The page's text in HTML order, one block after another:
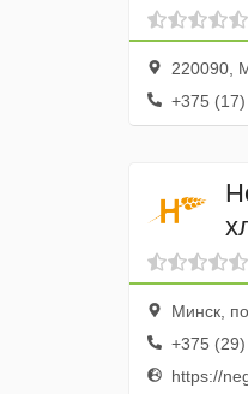
220090,
+375 (17)
Минск, пос.
+375 (29)
https://